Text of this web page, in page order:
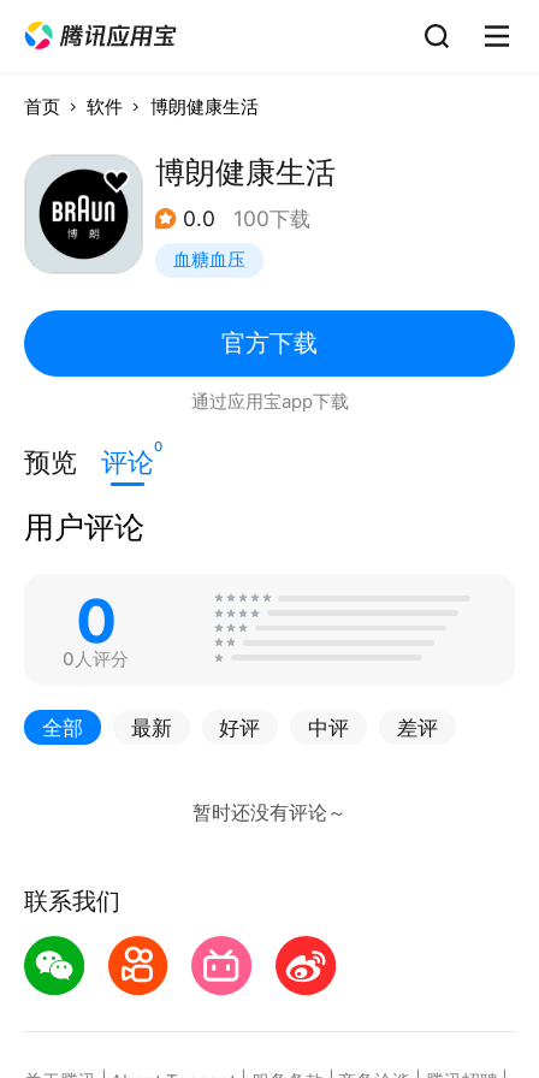
首页 软件 博朗健康生活
博朗健康生活
0.0 100下载
血糖血压
官方下载
通过应用宝app下载
预览 评论0
用户评论
0
0人评分
全部 最新 好评 中评 差评
联系我们